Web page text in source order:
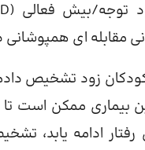
مقابله ای
زود تشخیص
بیماری ممکن است تا